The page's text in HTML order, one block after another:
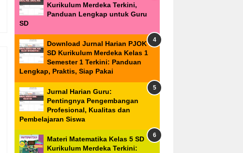
Kurikulum Merdeka Terkini,
Panduan Lengkap untuk Guru
SD
Download Jurnal Harian PJOK
SD Kurikulum Merdeka Kelas 1
Semester 1 Terkini: Panduan
Lengkap, Praktis, Siap Pakai
Jurnal Harian Guru:
Pentingnya Pengembangan
Profesional, Kualitas dan
Pembelajaran Siswa
Materi Matematika Kelas 5 SD
Kurikulum Merdeka Terkini: